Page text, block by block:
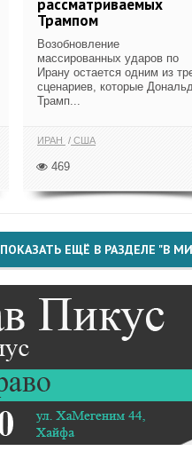
рассматриваемых
Трампом
Возобновление
массированных ударов по
Ирану остается одним из
сценариев, которые
Трамп...
ИРАН США
469
ПОКАЗАТЬ ЕЩЁ В РАЗДЕЛЕ "В